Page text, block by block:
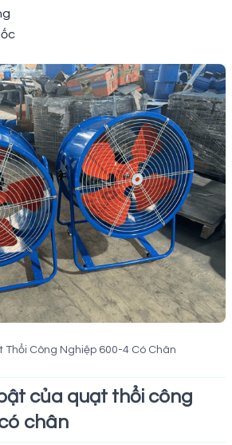
Thổi Công Nghiệp 600-4 Có Chân
của quạt thổi công
chân